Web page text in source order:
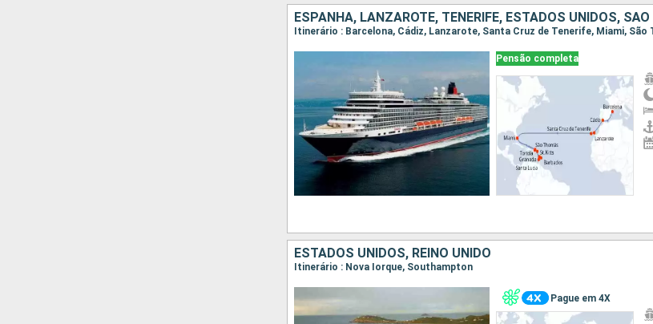
Pensão completa
ESTADOS UNIDOS, REINO UNIDO
Itinerário : Nova Iorque, Southampton
Pague em 4X